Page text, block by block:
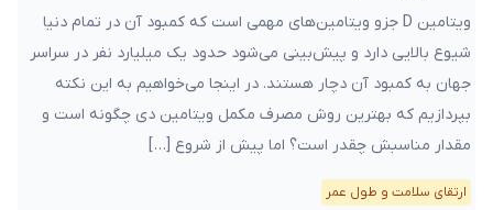
ویتامین D جزو ویتامین‌های مهمی است که کمبود آن در تمام دنیا
شیوع بالایی دارد و پیش‌بینی می‌شود حدود یک میلیارد نفر در سراسر
جهان به کمبود آن دچار هستند. در اینجا می‌خواهیم به این نکته
بپردازیم که بهترین روش مصرف مکمل ویتامین دی چگونه است و
مقدار مناسبش چقدر است؟ اما پیش از شروع […]
ارتقای سلامت و طول عمر